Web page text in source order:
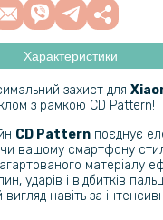
199 грн
Hydrogel Film для Xiaomi
299 грн
Hydrogel Film для Xiaomi
Характеристики
захист для
з рамкою CD Pattern!
CD Pattern поєднує
вашому смартфону
матеріалу
ударів і відбитків
навіть за